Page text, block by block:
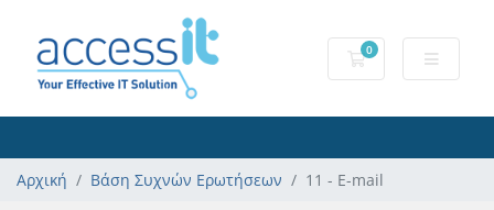
0
Καλάθι αγορών
Αρχική Βάση Συχνών Ερωτήσεων 11 - E-mail